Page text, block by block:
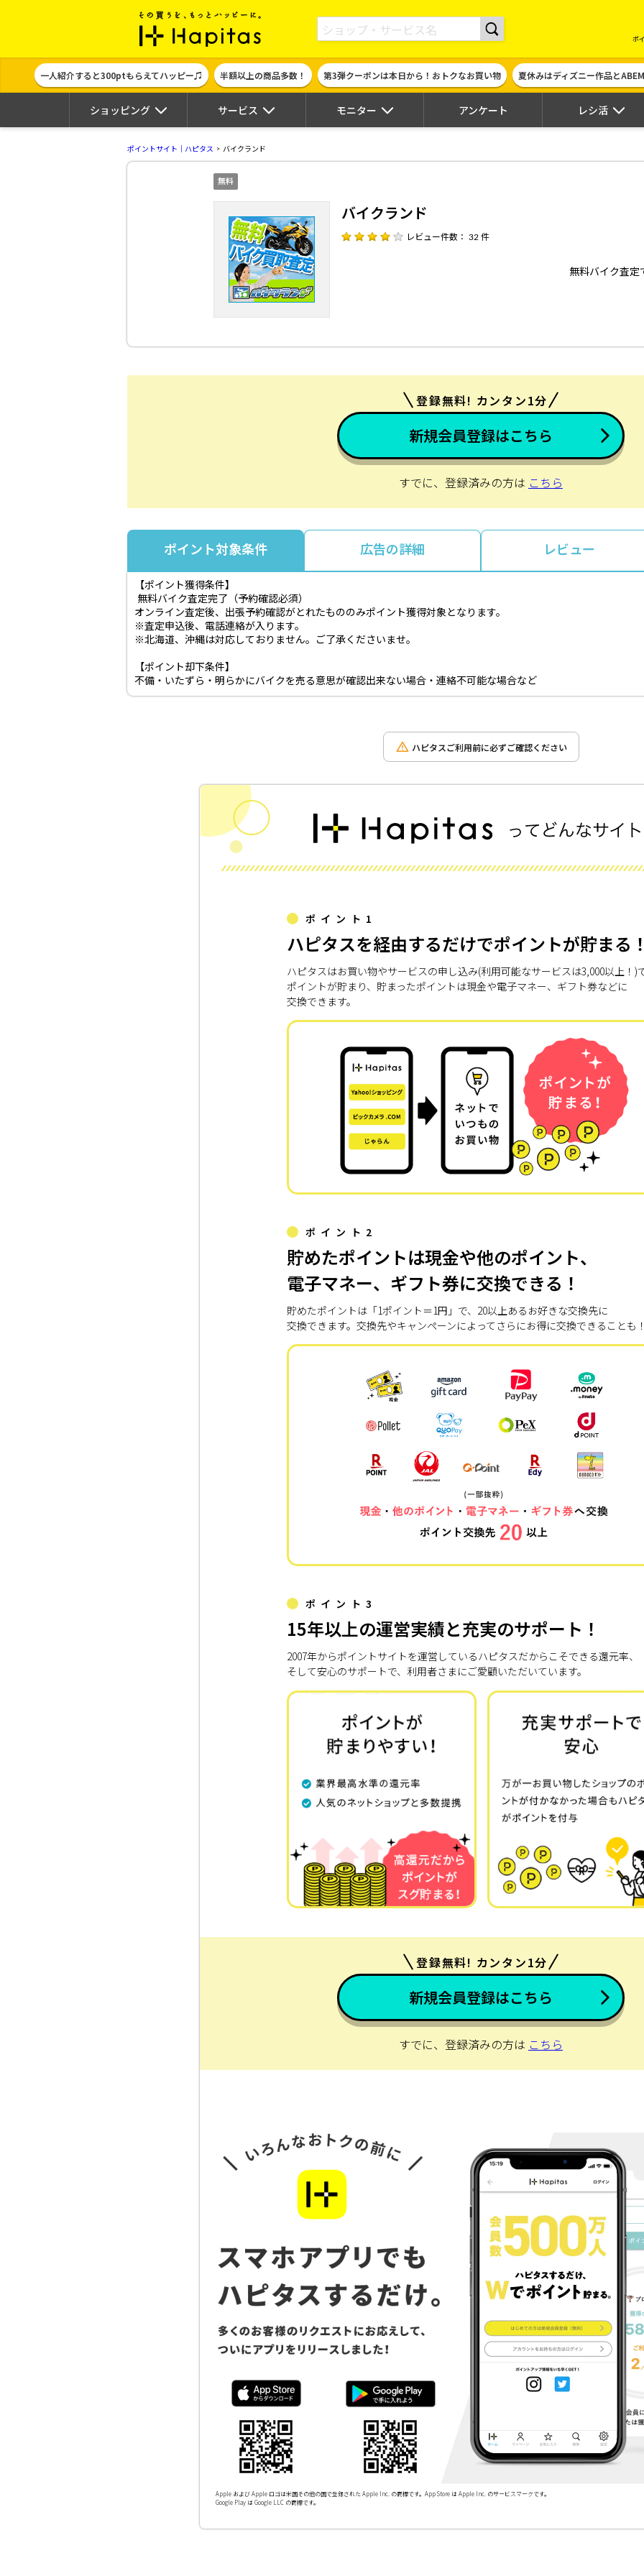
ポイント貯めて現金やギフト券に交換できるポイントサイト | ハピタス
ポ
一人紹介すると300ptもらえてハッピー♫ 半額以上の商品多数！ 第3弾クーポンは本日から！おトクなお買い物 夏休みはディズニー作品と
ショッピング サービス モニター アンケート レシ活
ポイントサイト｜ハピタス バイクランド
無料
バイクランド
レビュー件数： 32 件
無料バイク査定
登録無料! カンタン1分
新規会員登録はこちら
すでに、登録済みの方は こちら
ポイント対象条件 広告の詳細 レビュー
【ポイント獲得条件】
無料バイク査定完了（予約確認必須）
オンライン査定後、出張予約確認がとれたもののみポイント獲得対象となります。
※査定申込後、電話連絡が入ります。
※北海道、沖縄は対応しておりません。ご了承くださいませ。
【ポイント却下条件】
不備・いたずら・明らかにバイクを売る意思が確認出来ない場合・連絡不可能な場合など
ハピタスご利用前に必ずご確認ください
ポイント1
ハピタスを経由するだけでポイントが貯まる
ハピタスはお買い物やサービスの申し込み(利用可能なサービスは3,000以上！)
ポイントが貯まり、貯まったポイントは現金や電子マネー、ギフト券などに
交換できます。
ポイント2
貯めたポイントは現金や他のポイント、
電子マネー、ギフト券に交換できる！
貯めたポイントは「1ポイント＝1円」で、20以上あるお好きな交換先に
交換できます。交換先やキャンペーンによってさらにお得に交換できることも
ポイント3
15年以上の運営実績と充実のサポート！
2007年からポイントサイトを運営しているハピタスだからこそできる還元率、
そして安心のサポートで、利用者さまにご愛顧いただいています。
登録無料! カンタン1分
新規会員登録はこちら
すでに、登録済みの方は こちら
Apple および Apple ロゴは米国その他の国で登録された Apple Inc. の商標です。App Store は Apple Inc. のサービスマークです。
Google Play は Google LLC の商標です。